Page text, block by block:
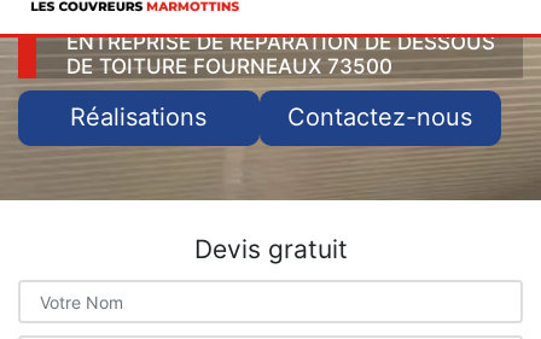
ENTREPRISE DE RÉPARATION DE DESSOUS
DE TOITURE FOURNEAUX 73500
Réalisations Contactez-nous
Devis gratuit